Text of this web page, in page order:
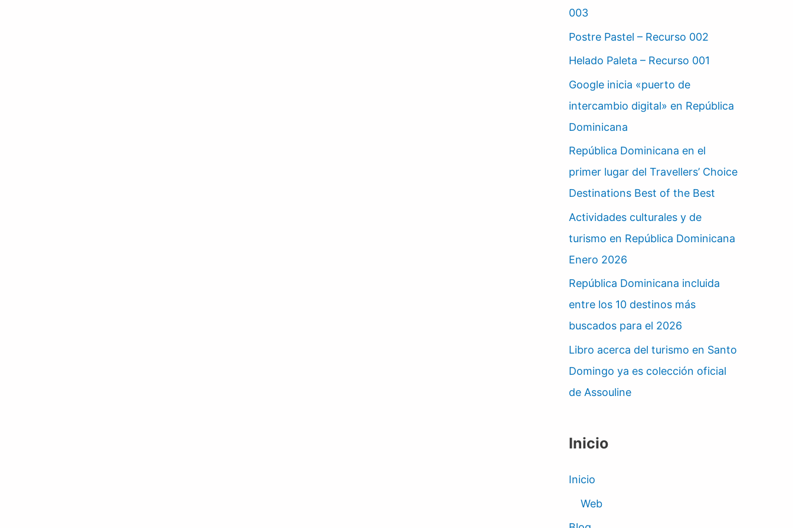
003
Postre Pastel – Recurso 002
Helado Paleta – Recurso 001
Google inicia «puerto de
intercambio digital» en República
Dominicana
República Dominicana en el
primer lugar del Travellers’ Choice
Destinations Best of the Best
Actividades culturales y de
turismo en República Dominicana
Enero 2026
República Dominicana incluida
entre los 10 destinos más
buscados para el 2026
Libro acerca del turismo en Santo
Domingo ya es colección oficial
de Assouline
Inicio
Inicio
Web